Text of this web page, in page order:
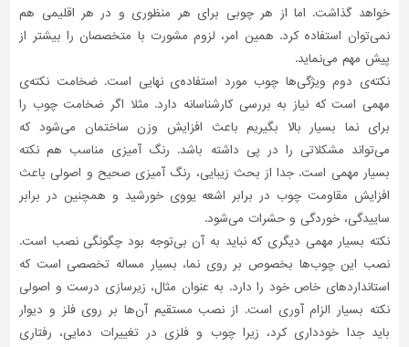
خواهد گذاشت. اما از هر چوبی برای هر منظوری و در هر اقلیمی هم
نمی‌توان استفاده کرد. همین امر، لزوم مشورت با متخصصان را بیشتر از
پیش مهم می‌نماید.
نکته‌ی دوم ویژگی‌ها چوب مورد استفاده‌ی نهایی است. ضخامت نکته‌ی
مهمی است که نیاز به بررسی کارشناسانه دارد. مثلا اگر ضخامت چوب را
برای نما بسیار بالا بگیریم باعث افزایش وزن ساختمان می‌شود که
می‌تواند مشکلاتی را در پی داشته باشد. رنگ آمیزی مناسب هم نکته
بسیار مهمی است. جدا از بحث زیبایی، رنگ آمیزی صحیح و اصولی باعث
افزایش مقاومت چوب در برابر اشعه یووی خورشید و همچنین در برابر
ساییدگی، خوردگی و حشرات می‌شود.
نکته بسیار مهمی دیگری که نباید به آن بی‌توجه بود چگونگی نصب است.
نصب این چوب‌ها بخصوص بر روی نما، بسیار مساله تخصصی ‌است که
استانداردهای خاص خود را دارد. به عنوان مثال، زیرسازی درست و اصولی
نکته بسیار الزام آوری است. از نصب مستقیم آن‌ها بر روی فلز و دیوار
باید جدا خودداری کرد، زیرا چوب و فلزی در تغییرات دمایی، رفتاری